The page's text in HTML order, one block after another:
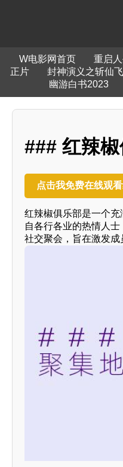
W电影网首页 重启
正片
封神演义之斩仙
幽游白书2023
### 红辣
点击我免费在线观
红辣椒俱乐部是一个
自各行各业的热情人
社交聚会，旨在激发成